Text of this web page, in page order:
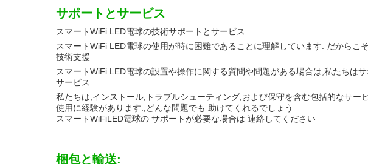
サポートとサービス
スマートWiFi LED電球の技術サポートとサービス
スマートWiFi LED電球の使用が時に困難であることに理解しています. だから
技術支援
スマートWiFi LED電球の設置や操作に関する質問や問題がある場合は,私たちは
サービス
私たちは,インストール,トラブルシューティング,および保守を含む包括的なサ
使用に経験があります.,どんな問題でも 助けてくれるでしょう
スマートWiFiLED電球の サポートが必要な場合は 連絡してください
梱包と輸送: